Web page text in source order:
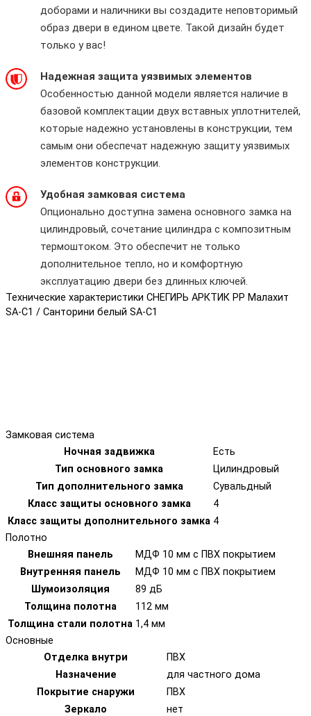
доборами и наличники вы создадите неповторимый
образ двери в едином цвете. Такой дизайн будет
только у вас!
Надежная защита уязвимых элементов
Особенностью данной модели является наличие в
базовой комплектации двух вставных уплотнителей,
которые надежно установлены в конструкции, тем
самым они обеспечат надежную защиту уязвимых
элементов конструкции.
Удобная замковая система
Опционально доступна замена основного замка на
цилиндровый, сочетание цилиндра с композитным
термоштоком. Это обеспечит не только
дополнительное тепло, но и комфортную
эксплуатацию двери без длинных ключей.
Технические характеристики СНЕГИРЬ АРКТИК PP Малахит
SA-C1 / Санторини белый SA-C1
Замковая система
Ночная задвижка
Есть
Тип основного замка
Цилиндровый
Тип дополнительного замка
Сувальдный
Класс защиты основного замка
4
Класс защиты дополнительного замка 4
Полотно
Внешняя панель
МДФ 10 мм с ПВХ покрытием
Внутренняя панель
МДФ 10 мм с ПВХ покрытием
Шумоизоляция
89 дБ
Толщина полотна
112 мм
Толщина стали полотна 1,4 мм
Основные
Отделка внутри
ПВХ
Назначение
для частного дома
Покрытие снаружи
ПВХ
Зеркало
нет